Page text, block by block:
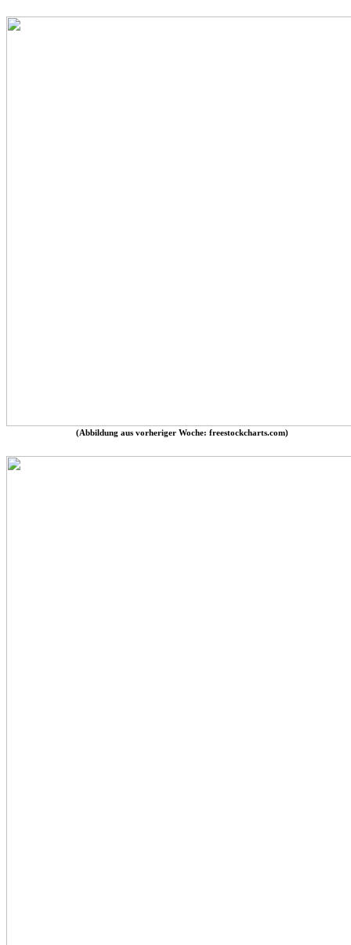
(Abbildung aus vorheriger Woche: freestockcharts.com)